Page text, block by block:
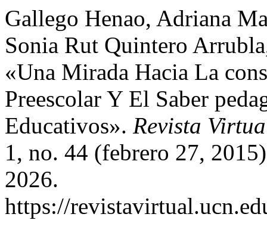
Gallego Henao, Adriana
Sonia Rut Quintero
«Una Mirada Hacia La
Preescolar Y El Saber
Educativos». Revista
1, no. 44 (febrero 27,
2026.
https://